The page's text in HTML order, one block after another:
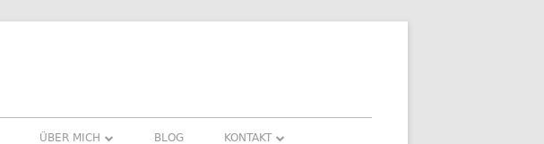
ÜBER MICH BLOG KONTAKT